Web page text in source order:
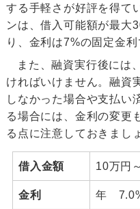
する手軽さが好評を得て
ンは、借入可能額が最大
り、金利は7%の固定金利
また、融資実行後には
ければいけません。融資
しなかった場合や支払い
る場合には、金利の変更
る点に注意しておきまし
借入金額 10万円
金利 年